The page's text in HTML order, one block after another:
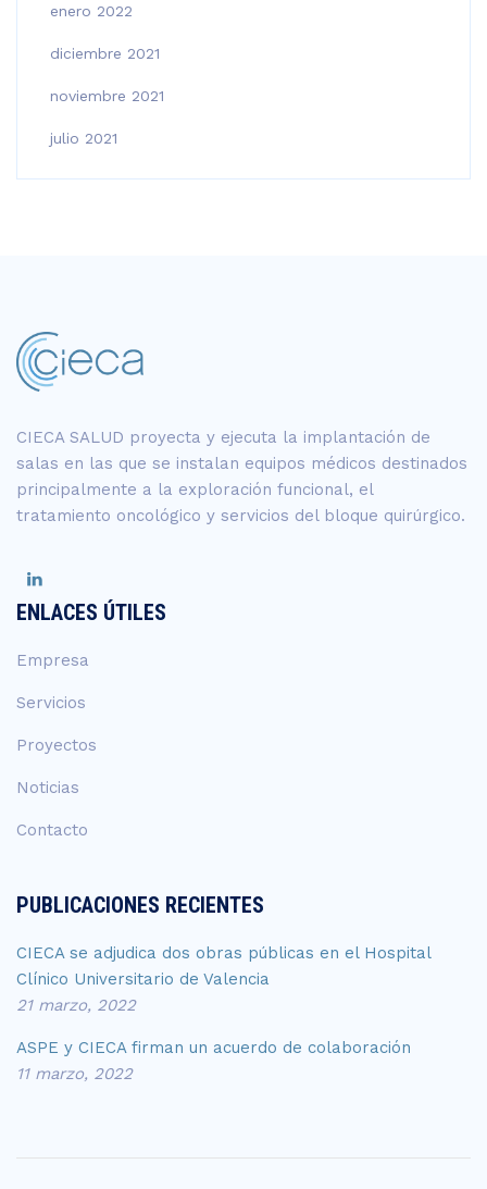
enero 2022
diciembre 2021
noviembre 2021
julio 2021
CIECA SALUD proyecta y ejecuta la implantación de
salas en las que se instalan equipos médicos destinados
principalmente a la exploración funcional, el
tratamiento oncológico y servicios del bloque quirúrgico.
ENLACES ÚTILES
Empresa
Servicios
Proyectos
Noticias
Contacto
PUBLICACIONES RECIENTES
CIECA se adjudica dos obras públicas en el Hospital
Clínico Universitario de Valencia
21 marzo, 2022
ASPE y CIECA firman un acuerdo de colaboración
11 marzo, 2022